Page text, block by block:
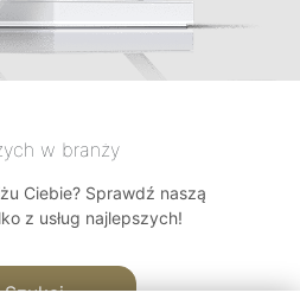
w branży
Ciebie? Sprawdź naszą
z usług najlepszych!
Szukaj